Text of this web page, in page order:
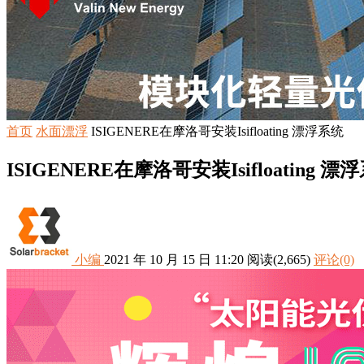
首页 水面漂浮 ISIGENERE在摩洛哥安装Isifloating 漂浮系统
ISIGENERE在摩洛哥安装Isifloating 漂浮
小编 2021 年 10 月 15 日 11:20 阅读(2,665) 评论(0)